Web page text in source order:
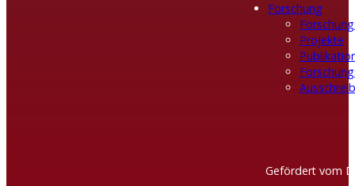
Forschung
Projekte
Gefördert vom